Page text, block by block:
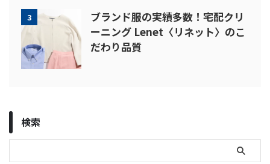
3
ブランド服の実績多数！宅配クリ
ーニング Lenet〈リネット〉のこ
だわり品質
検索